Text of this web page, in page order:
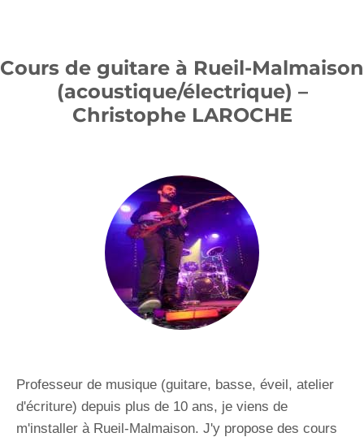
Cours de guitare à Rueil-Malmaison
(acoustique/électrique) –
Christophe LAROCHE
Professeur de musique (guitare, basse, éveil, atelier
d'écriture) depuis plus de 10 ans, je viens de
m'installer à Rueil-Malmaison. J'y propose des cours